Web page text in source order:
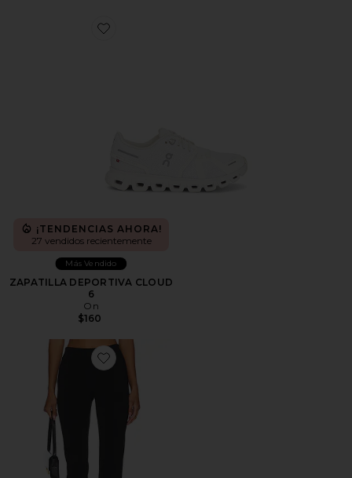
Favorite ZAPATILLA DEPORTIVA CLOUD 6
¡TENDENCIAS AHORA!
27 vendidos recientemente
Más Vendido
ZAPATILLA DEPORTIVA CLOUD
6
On
$160
Favorite PANTALONES CAPRI